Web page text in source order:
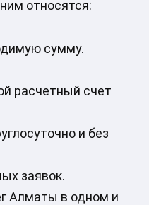
относятся:
сумму.
расчетный счет
и без
заявок.
Алматы в одном и